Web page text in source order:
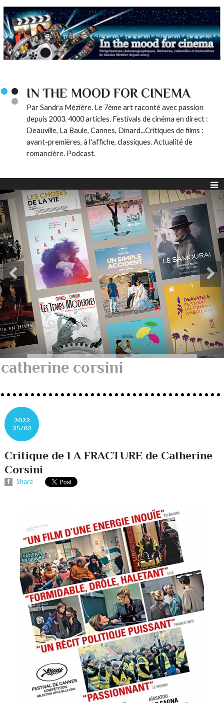
IN THE MOOD FOR CINEMA
Par Sandra Mézière. Le 7ème art raconté avec passion
depuis 2003. 4000 articles. Festivals de cinéma en direct :
Deauville, La Baule, Cannes, Dinard...Critiques de films :
avant-premières, à l'affiche, classiques. Actualité de
romancière. Podcast.
catherine corsini
2022
25/02
Critique de LA FRACTURE de Catherine
Corsini
Share